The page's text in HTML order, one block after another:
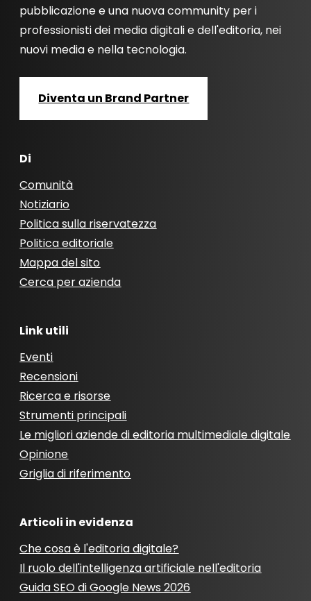
pubblicazione e una nuova community per i
professionisti dei media digitali e dell'editoria, nei
nuovi media e nella tecnologia.
Diventa un Brand Partner
Di
Comunità
Notiziario
Politica sulla riservatezza
Politica editoriale
Mappa del sito
Cerca per azienda
Link utili
Eventi
Recensioni
Ricerca e risorse
Strumenti principali
Le migliori aziende di editoria multimediale digitale
Opinione
Griglia di riferimento
Articoli in evidenza
Che cosa è l'editoria digitale?
Il ruolo dell'intelligenza artificiale nell'editoria
Guida SEO di Google News 2026